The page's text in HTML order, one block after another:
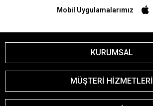
Mobil Uygulamalarımız
KURUMSAL
MÜŞTERİ HİZMETLERİ